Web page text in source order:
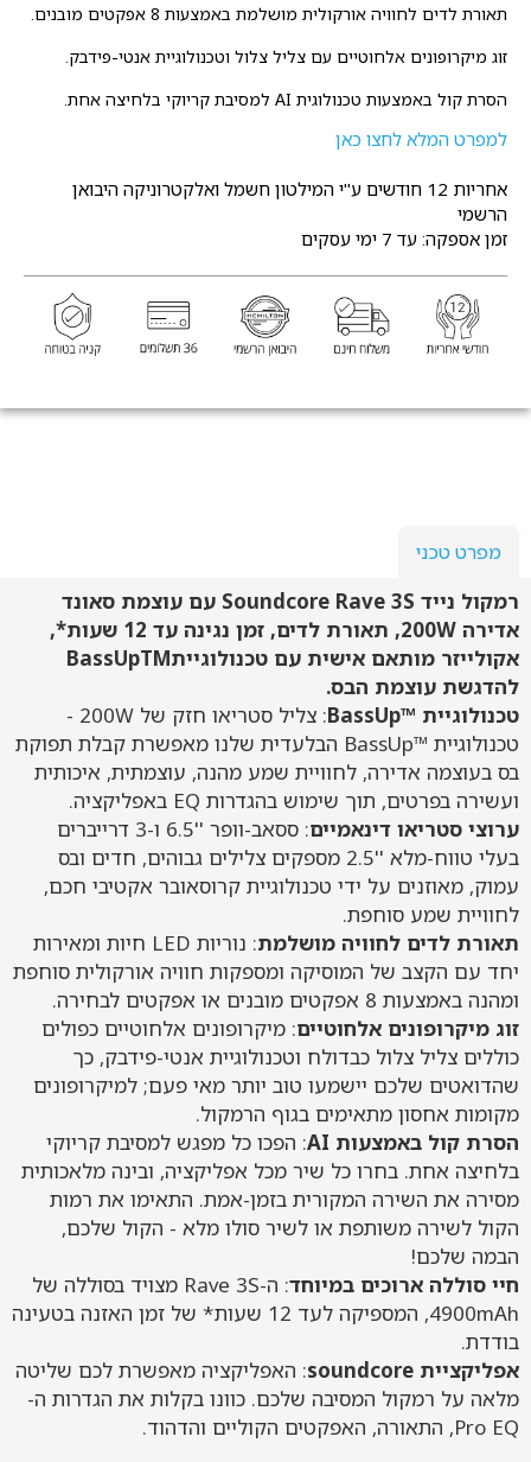
תאורת לדים לחוויה אורקולית מושלמת באמצעות 8 אפקטים מובנים.
זוג מיקרופונים אלחוטיים עם צליל צלול וטכנולוגיית אנטי-פידבק.
הסרת קול באמצעות טכנולוגית AI למסיבת קריוקי בלחיצה אחת.
למפרט המלא לחצו כאן
אחריות 12 חודשים
ע"י המילטון חשמל ואלקטרוניקה היבואן
הרשמי
זמן אספקה: עד 7 ימי עסקים
מפרט טכני
רמקול נייד Soundcore Rave 3S עם עוצמת סאונד
אדירה 200W, תאורת לדים, זמן נגינה עד 12 שעות*,
אקולייזר מותאם אישית עם טכנולוגייתBassUpTM
להדגשת עוצמת הבס.
טכנולוגיית ™BassUp
: צליל סטריאו חזק של 200W -
טכנולוגיית ™BassUp הבלעדית שלנו מאפשרת קבלת תפוקת
בס בעוצמה אדירה, לחוויית שמע מהנה, עוצמתית, איכותית
ועשירה בפרטים, תוך שימוש בהגדרות EQ באפליקציה.
ערוצי סטריאו דינאמיים
: ססאב-וופר ''6.5 ו-3 דרייברים
בעלי טווח-מלא ''2.5 מספקים צלילים גבוהים, חדים ובס
עמוק, מאוזנים על ידי טכנולוגיית קרוסאובר אקטיבי חכם,
לחוויית שמע סוחפת.
תאורת לדים לחוויה מושלמת
: נוריות LED חיות ומאירות
יחד עם הקצב של המוסיקה ומספקות חוויה אורקולית סוחפת
ומהנה באמצעות 8 אפקטים מובנים או אפקטים לבחירה.
זוג מיקרופונים אלחוטיים: מיקרופונים אלחוטיים כפולים
כוללים צליל צלול כבדולח וטכנולוגיית אנטי-פידבק, כך
שהדואטים שלכם יישמעו טוב יותר מאי פעם; למיקרופונים
מקומות אחסון מתאימים בגוף הרמקול.
הסרת קול באמצעות AI
: הפכו כל מפגש למסיבת קריוקי
בלחיצה אחת. בחרו כל שיר מכל אפליקציה, ובינה מלאכותית
מסירה את השירה המקורית בזמן-אמת. התאימו את רמות
הקול לשירה משותפת או לשיר סולו מלא - הקול שלכם,
הבמה שלכם!
חיי סוללה ארוכים במיוחד
: ה-Rave 3S מצויד בסוללה של
4900mAh, המספיקה לעד 12 שעות* של זמן האזנה בטעינה
בודדת.
אפליקציית soundcore
: האפליקציה מאפשרת לכם שליטה
מלאה על רמקול המסיבה שלכם. כוונו בקלות את הגדרות ה-
Pro EQ, התאורה, האפקטים הקוליים והדהוד.